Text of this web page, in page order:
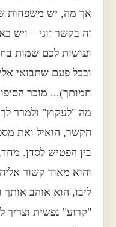
אך מה, יש משפחות
זה בקשר זוגי – ויש
ועושות לכם שמות
ובכל פעם שתבואי
חמותך)... מוכר
מה "לעקוץ" ולמרר
הקשר, הואיל ואת
בין הפטיש לסדן.
והוא מאוד קשור
ליבו, הוא אוהב אותך
"קרוע" נפשית וצריך